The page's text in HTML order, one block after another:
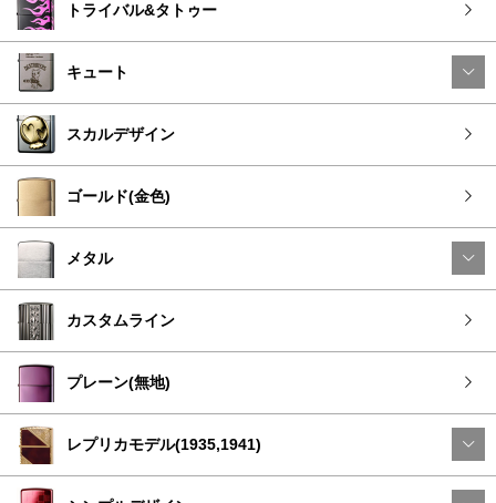
トライバル&タトゥー
キュート
スカルデザイン
ゴールド(金色)
メタル
カスタムライン
プレーン(無地)
レプリカモデル(1935,1941)